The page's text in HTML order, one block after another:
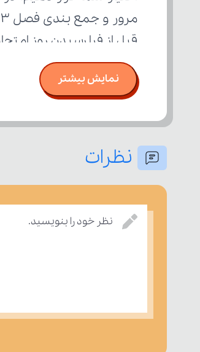
قبل از فرا رسیدن روز
نمایش بیشتر
نظرات
نظر خود را بنویسید.